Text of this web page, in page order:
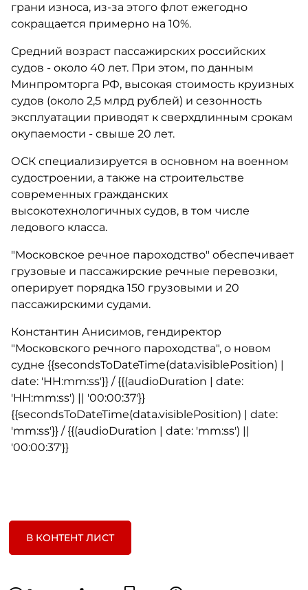
грани износа, из-за этого флот ежегодно
сокращается примерно на 10%.
Средний возраст пассажирских российских
судов - около 40 лет. При этом, по данным
Минпромторга РФ, высокая стоимость круизных
судов (около 2,5 млрд рублей) и сезонность
эксплуатации приводят к сверхдлинным срокам
окупаемости - свыше 20 лет.
ОСК специализируется в основном на военном
судостроении, а также на строительстве
современных гражданских
высокотехнологичных судов, в том числе
ледового класса.
"Московское речное пароходство" обеспечивает
грузовые и пассажирские речные перевозки,
оперирует порядка 150 грузовыми и 20
пассажирскими судами.
Константин Анисимов, гендиректор
"Московского речного пароходства", о новом
судне {{secondsToDateTime(data.visiblePosition) |
date: 'HH:mm:ss'}} / {{(audioDuration | date:
'HH:mm:ss') || '00:00:37'}}
{{secondsToDateTime(data.visiblePosition) | date:
'mm:ss'}} / {{(audioDuration | date: 'mm:ss') ||
'00:00:37'}}
В КОНТЕНТ ЛИСТ